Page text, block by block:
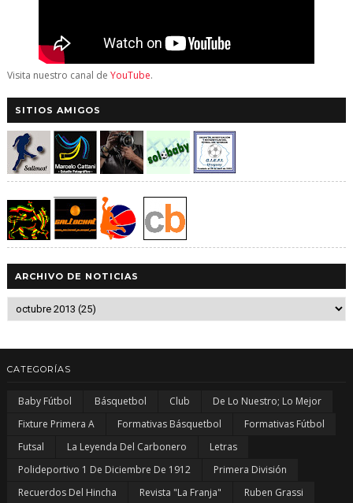
Visita nuestro canal de YouTube.
SITIOS AMIGOS
ARCHIVO DE NOTICIAS
CATEGORÍAS
Baby Fútbol Básquetbol Club
De Lo Nuestro; Lo Mejor
Fixture Primera A
Formativas Básquetbol
Formativas Fútbol
Futsal
La Leyenda Del Carbonero
Letras
Polideportivo 1 De Diciembre De 1912
Primera División
Recuerdos Del Hincha
Revista "La Franja" Ruben Grassi